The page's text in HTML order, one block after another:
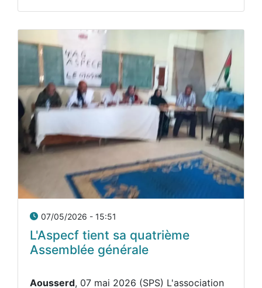
07/05/2026 - 15:51
L'Aspecf tient sa quatrième
Assemblée générale
Aousserd, 07 mai 2026 (SPS) L'association